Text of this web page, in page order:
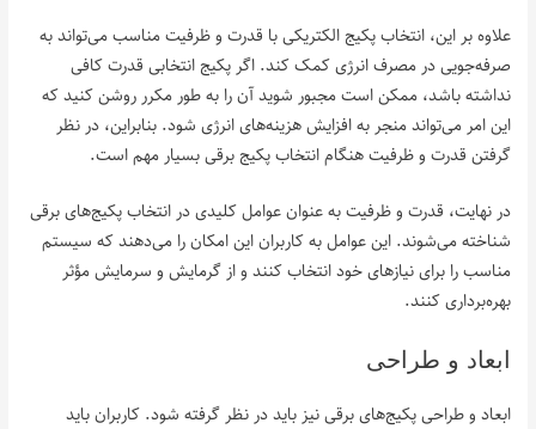
علاوه بر این، انتخاب پکیج الکتریکی با قدرت و ظرفیت مناسب می‌تواند به
صرفه‌جویی در مصرف انرژی کمک کند. اگر پکیج انتخابی قدرت کافی
نداشته باشد، ممکن است مجبور شوید آن را به طور مکرر روشن کنید که
این امر می‌تواند منجر به افزایش هزینه‌های انرژی شود. بنابراین، در نظر
گرفتن قدرت و ظرفیت هنگام انتخاب پکیج برقی بسیار مهم است.
در نهایت، قدرت و ظرفیت به عنوان عوامل کلیدی در انتخاب پکیج‌های برقی
شناخته می‌شوند. این عوامل به کاربران این امکان را می‌دهند که سیستم
مناسب را برای نیازهای خود انتخاب کنند و از گرمایش و سرمایش مؤثر
بهره‌برداری کنند.
ابعاد و طراحی
ابعاد و طراحی پکیج‌های برقی نیز باید در نظر گرفته شود. کاربران باید